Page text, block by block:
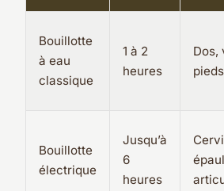
Bouillotte
à eau
classique
1 à 2
heures
Dos,
pieds
Bouillotte
électrique
Jusqu’à
6
heures